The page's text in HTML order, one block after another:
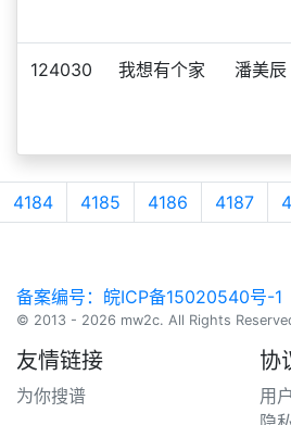
124030 我想有个家 潘美辰
4184 4185 4186 4187
备案编号：皖ICP备15020540号-1
© 2013 - 2026 mw2c. All Rights
友情链接
为你搜谱
协
用